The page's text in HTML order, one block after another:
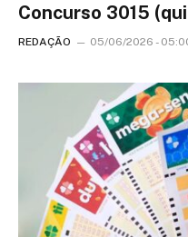
Concurso 3015
REDAÇÃO 05/06/2026 -